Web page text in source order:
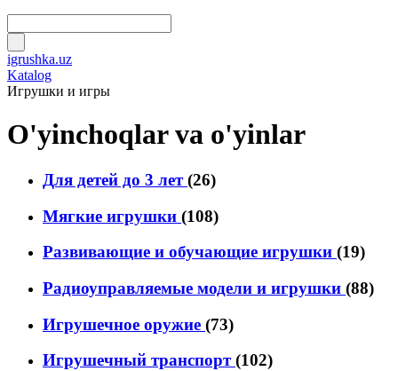
igrushka.uz
Katalog
Игрушки и игры
O'yinchoqlar va o'yinlar
Для детей до 3 лет(26)
Мягкие игрушки (108)
Развивающие и обучающие игрушки (19)
Радиоуправляемые модели и игрушки (88)
Игрушечное оружие (73)
Игрушечный транспорт(102)